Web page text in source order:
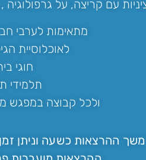
עם קריצה, על גרפולוגיה
מתאימות לערבי
לאוכלוסיית
חוגי
תלמידי
ולכל קבוצה במפגש
משך ההרצאות כשעה וניתן